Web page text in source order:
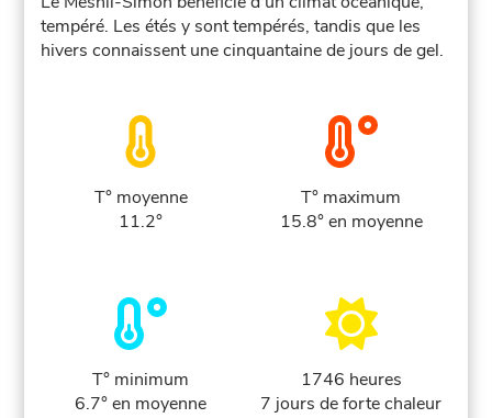
tempéré. Les étés y sont tempérés, tandis que les
hivers connaissent une cinquantaine de jours de gel.
T° moyenne
11.2°
T° maximum
15.8° en moyenne
T° minimum
6.7° en moyenne
1746 heures
7 jours de forte chaleur